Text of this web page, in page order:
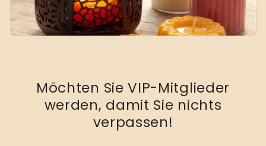
i
e
Möchten Sie VIP-Mitglieder
werden, damit Sie nichts
verpassen!